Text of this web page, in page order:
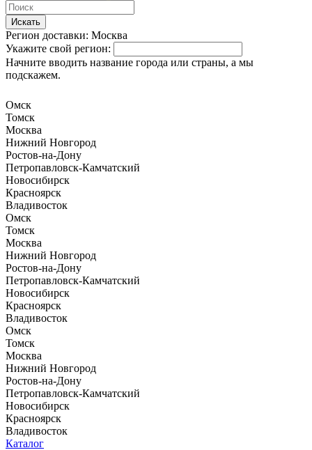
Искать
Регион доставки: Москва
Укажите свой регион:
Начните вводить название города или страны, а мы
подскажем.
Омск
Томск
Москва
Нижний Новгород
Ростов-на-Дону
Петропавловск-Камчатский
Новосибирск
Красноярск
Владивосток
Омск
Томск
Москва
Нижний Новгород
Ростов-на-Дону
Петропавловск-Камчатский
Новосибирск
Красноярск
Владивосток
Омск
Томск
Москва
Нижний Новгород
Ростов-на-Дону
Петропавловск-Камчатский
Новосибирск
Красноярск
Владивосток
Каталог